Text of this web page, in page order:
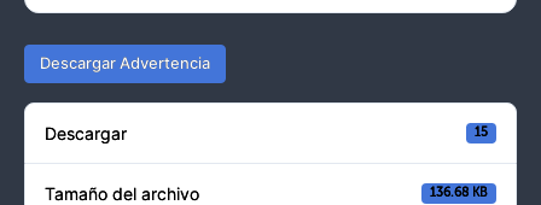
Descargar Advertencia
Descargar 15
Tamaño del archivo 136.68 KB